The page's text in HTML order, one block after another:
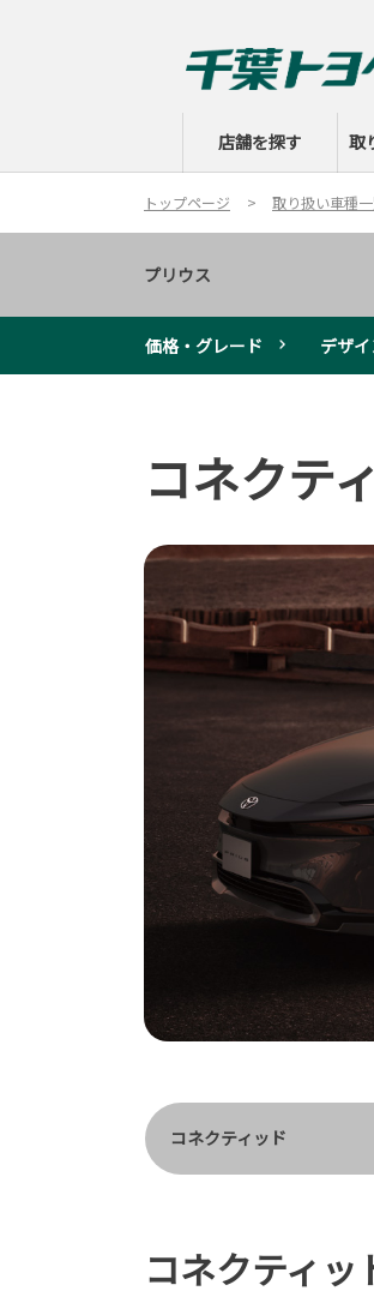
店舗を探す 取
トップページ 取り扱い車種
プリウス
価格・グレード デザ
コネクテ
コネクティッド
コネクティッ